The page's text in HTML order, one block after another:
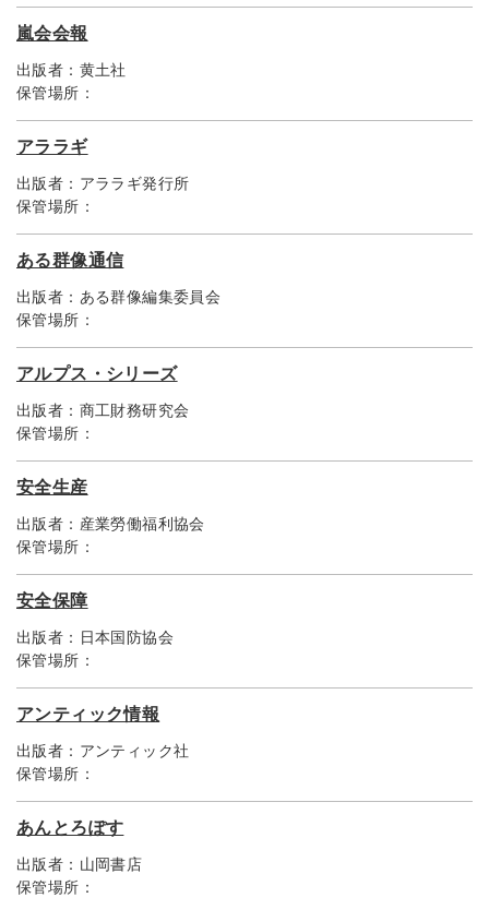
嵐会会報
出版者： 黄土社
保管場所：
アララギ
出版者： アララギ発行所
保管場所：
ある群像通信
出版者： ある群像編集委員会
保管場所：
アルプス・シリーズ
出版者： 商工財務研究会
保管場所：
安全生産
出版者： 産業勞働福利協会
保管場所：
安全保障
出版者： 日本国防協会
保管場所：
アンティック情報
出版者： アンティック社
保管場所：
あんとろぽす
出版者： 山岡書店
保管場所：